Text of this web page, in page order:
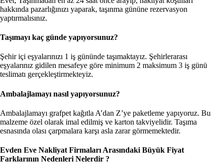
hakkında pazarlığınızı yaparak, taşınma gününe rezervasyon
yaptırmalısınız.
Taşımayı kaç günde yapıyorsunuz?
Şehir içi eşyalarınızı 1 iş gününde taşımaktayız. Şehirlerarası
eşyalarınız gidilen mesafeye göre minimum 2 maksimum 3 iş günü
teslimatı gerçekleştirmekteyiz.
Ambalajlamayı nasıl yapıyorsunuz?
Ambalajlamayı grafpet kağıtla A’dan Z’ye paketleme yapıyoruz. Bu
malzeme özel olarak imal edilmiş ve karton takviyelidir. Taşıma
esnasında olası çarpmalara karşı asla zarar görmemektedir.
Evden Eve Nakliyat Firmaları Arasındaki Büyük Fiyat
Farklarının Nedenleri Nelerdir ?